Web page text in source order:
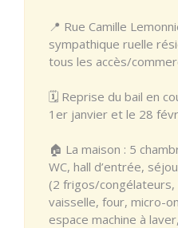
📍 Rue Camille
sympathique ruelle
tous les accès/
🗓 Reprise du bail en
1er janvier et le 28
🏠 La maison : 5
WC, hall d’entrée,
(2 frigos/congélateurs,
vaisselle, four, micro-
espace machine à